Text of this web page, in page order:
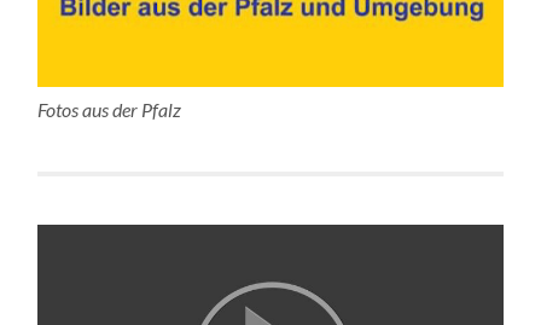
Fotos aus der Pfalz